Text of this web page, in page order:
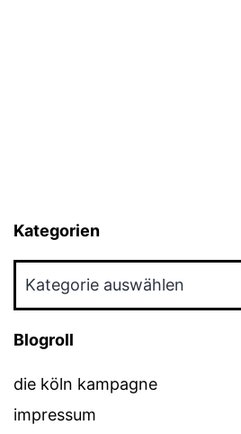
Kategorien
Blogroll
die köln kampagne
impressum